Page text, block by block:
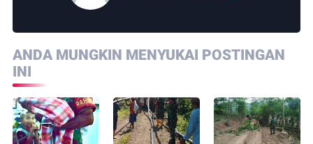
ANDA MUNGKIN MENYUKAI POSTINGAN
INI